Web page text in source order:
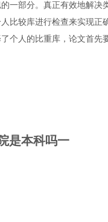
部分。真正有效地解
较库进行检查来实现正
人的比重库，论文首先
是本科吗一